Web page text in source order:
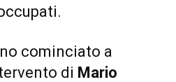
cominciato a
di Mario